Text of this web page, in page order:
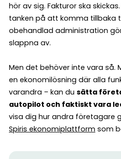
hör av sig. Fakturor ska
tanken på att komma tillbaka
obehandlad administration
slappna av.
Men det behöver inte vara så.
en ekonomilösning där alla
varandra – kan du sätta
autopilot och faktiskt vara
visa dig hur andra företagare
Spiris ekonomiplattform som